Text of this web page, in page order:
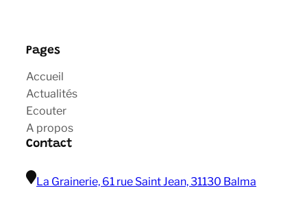
Pages
Accueil
Actualités
Ecouter
A propos
Contact
La Grainerie, 61 rue Saint Jean, 31130 Balma